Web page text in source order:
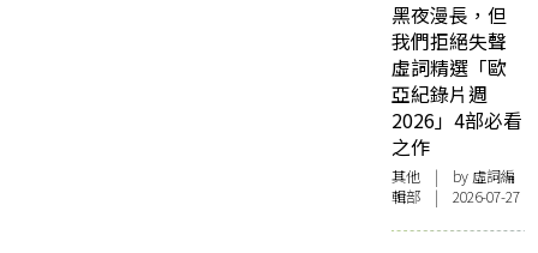
黑夜漫長，但
我們拒絕失聲
虛詞精選「歐
亞紀錄片週
2026」4部必看
之作
其他 | by 虛詞編
輯部 | 2026-07-27